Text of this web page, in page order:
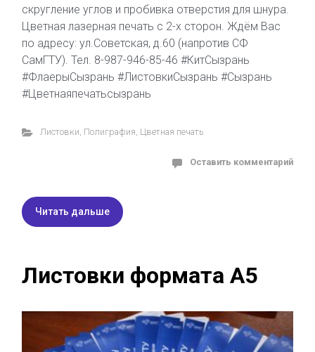
скругление углов и пробивка отверстия для шнура.
Цветная лазерная печать с 2-х сторон. Ждём Вас
по адресу: ул.Советская, д.60 (напротив СФ
СамГТУ). Тел. 8-987-946-85-46 #КитСызрань
#ФлаерыСызрань #ЛистовкиСызрань #Сызрань
#Цветнаяпечатьсызрань
Листовки Полиграфия Цветная печать
Оставить комментарий
Читать дальше
Листовки формата А5